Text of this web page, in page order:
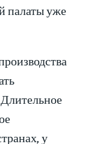
палаты уже
у